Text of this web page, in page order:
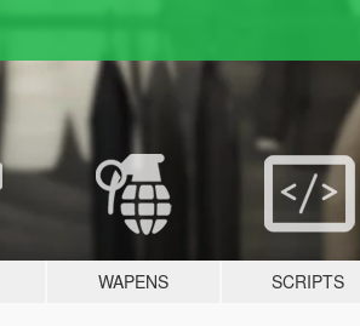
WAPENS SCRIPTS